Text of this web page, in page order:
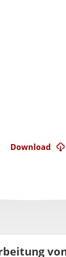
Download